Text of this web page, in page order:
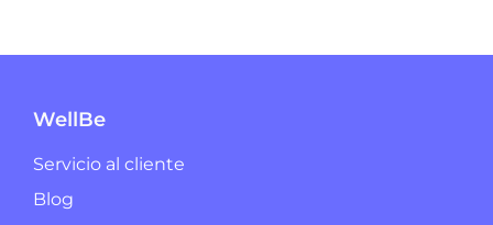
WellBe
Servicio al cliente
Blog